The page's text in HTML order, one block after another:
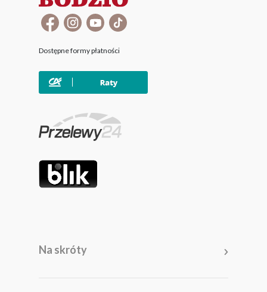
Dostępne formy płatności
Na skróty